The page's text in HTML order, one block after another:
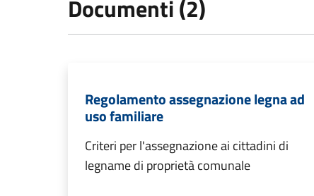
Documenti (2)
Regolamento assegnazione legna ad
uso familiare
Criteri per l'assegnazione ai cittadini di
legname di proprietà comunale